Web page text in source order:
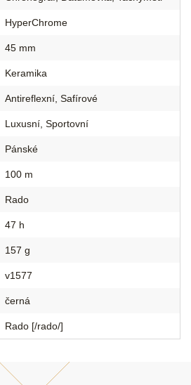
HyperChrome
45 mm
Keramika
Antireflexní Safírové
Luxusní Sportovní
Pánské
100 m
Rado
47 h
157 g
v1577
černá
Rado [/rado/]